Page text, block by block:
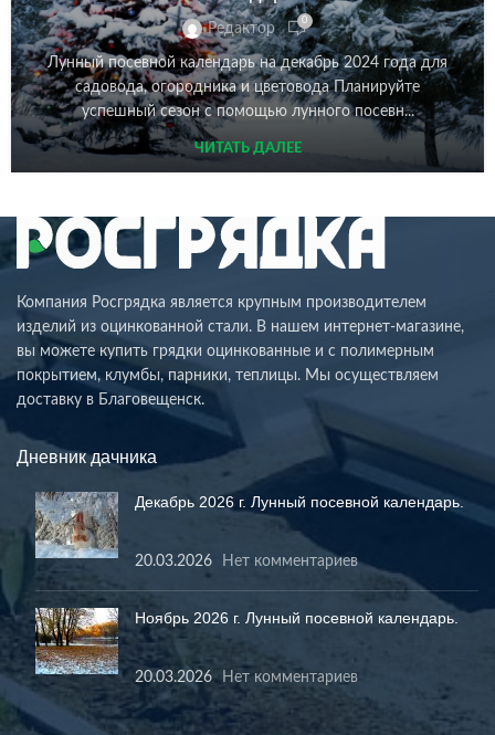
Редактор 0
Лунный посевной календарь на декабрь 2024 года для
садовода, огородника и цветовода Планируйте
успешный сезон с помощью лунного посевн...
ЧИТАТЬ ДАЛЕЕ
Компания Росгрядка является крупным производителем
изделий из оцинкованной стали. В нашем интернет-магазине,
вы можете купить грядки оцинкованные и с полимерным
покрытием, клумбы, парники, теплицы. Мы осуществляем
доставку в Благовещенск.
Дневник дачника
Декабрь 2026 г. Лунный посевной календарь.
20.03.2026 Нет комментариев
Ноябрь 2026 г. Лунный посевной календарь.
20.03.2026 Нет комментариев